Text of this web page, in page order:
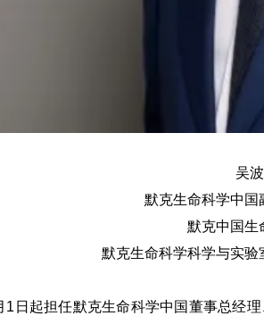
吴
默克生命科学中国
默克中国生
默克生命科学科学与实
1日起担任默克生命科学中国董事总经